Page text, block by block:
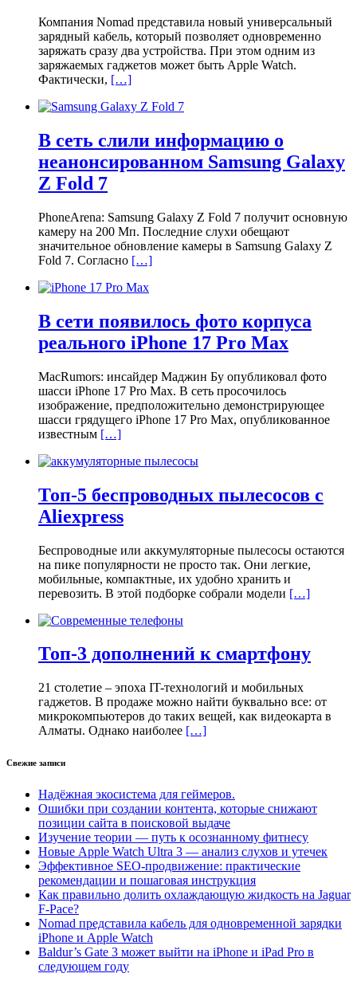
Компания Nomad представила новый универсальный
зарядный кабель, который позволяет одновременно
заряжать сразу два устройства. При этом одним из
заряжаемых гаджетов может быть Apple Watch.
Фактически, […]
В сеть слили информацию о
неанонсированном Samsung Galaxy
Z Fold 7
PhoneArena: Samsung Galaxy Z Fold 7 получит основную
камеру на 200 Мп. Последние слухи обещают
значительное обновление камеры в Samsung Galaxy Z
Fold 7. Согласно […]
В сети появилось фото корпуса
реального iPhone 17 Pro Max
MacRumors: инсайдер Маджин Бу опубликовал фото
шасси iPhone 17 Pro Max. В сеть просочилось
изображение, предположительно демонстрирующее
шасси грядущего iPhone 17 Pro Max, опубликованное
известным […]
Топ-5 беспроводных пылесосов с
Aliexpress
Беспроводные или аккумуляторные пылесосы остаются
на пике популярности не просто так. Они легкие,
мобильные, компактные, их удобно хранить и
перевозить. В этой подборке собрали модели […]
Топ-3 дополнений к смартфону
21 столетие – эпоха IT-технологий и мобильных
гаджетов. В продаже можно найти буквально все: от
микрокомпьютеров до таких вещей, как видеокарта в
Алматы. Однако наиболее […]
Свежие записи
Надёжная экосистема для геймеров.
Ошибки при создании контента, которые снижают
позиции сайта в поисковой выдаче
Изучение теории — путь к осознанному фитнесу
Новые Apple Watch Ultra 3 — анализ слухов и утечек
Эффективное SEO-продвижение: практические
рекомендации и пошаговая инструкция
Как правильно долить охлаждающую жидкость на Jaguar
F-Pace?
Nomad представила кабель для одновременной зарядки
iPhone и Apple Watch
Baldur’s Gate 3 может выйти на iPhone и iPad Pro в
следующем году